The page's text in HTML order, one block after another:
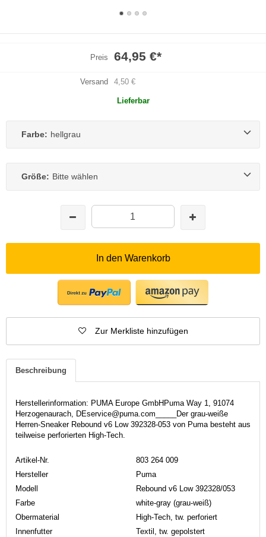
Preis 64,95 €*
Versand 4,50 €
Lieferbar
Farbe: hellgrau
Größe: Bitte wählen
In den Warenkorb
Zur Merkliste hinzufügen
Beschreibung
Herstellerinformation: PUMA Europe GmbHPuma Way 1, 91074
Herzogenaurach, DEservice@puma.com_____Der grau-weiße
Herren-Sneaker Rebound v6 Low 392328-053 von Puma besteht aus
teilweise perforierten High-Tech.
Artikel-Nr.
803 264 009
Hersteller
Puma
Modell
Rebound v6 Low 392328/053
Farbe
white-gray (grau-weiß)
Obermaterial
High-Tech, tw. perforiert
Innenfutter
Textil, tw. gepolstert